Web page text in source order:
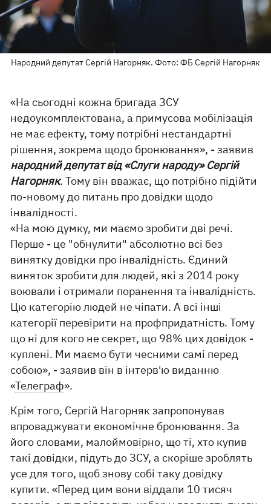
Народний депутат Сергій Нагорняк. Фото: ФБ Сергій Нагорняк
«На сьогодні кожна бригада ЗСУ
недоукомплектована, а примусова мобілізація
не має ефекту, тому потрібні нестандартні
рішення, зокрема щодо бронювання», - заявив
народний депутат від «Слуги народу» Сергій
Нагорняк. Тому він вважає, що потрібно підійти
по-новому до питань про довідки щодо
інвалідності.
«На мою думку, ми маємо зробити дві речі.
Перше - це "обнулити" абсолютно всі без
винятку довідки про інвалідність. Єдиний
виняток зробити для людей, які з 2014 року
воювали і отримали поранення та інвалідність.
Цю категорію людей не чіпати. А всі інші
категорії перевірити на профпридатність. Тому
що ні для кого не секрет, що 98% цих довідок -
куплені. Ми маємо бути чесними самі перед
собою», - заявив він в інтерв'ю виданню
«Телеграф».
Крім того, Сергій Нагорняк запропонував
впроваджувати економічне бронювання. За
його словами, малоймовірно, що ті, хто купив
такі довідки, підуть до ЗСУ, а скоріше зроблять
усе для того, щоб знову собі таку довідку
купити. «Перед цим вони віддали 10 тисяч